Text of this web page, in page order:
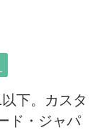
下。カスタ
ド・ジャパ